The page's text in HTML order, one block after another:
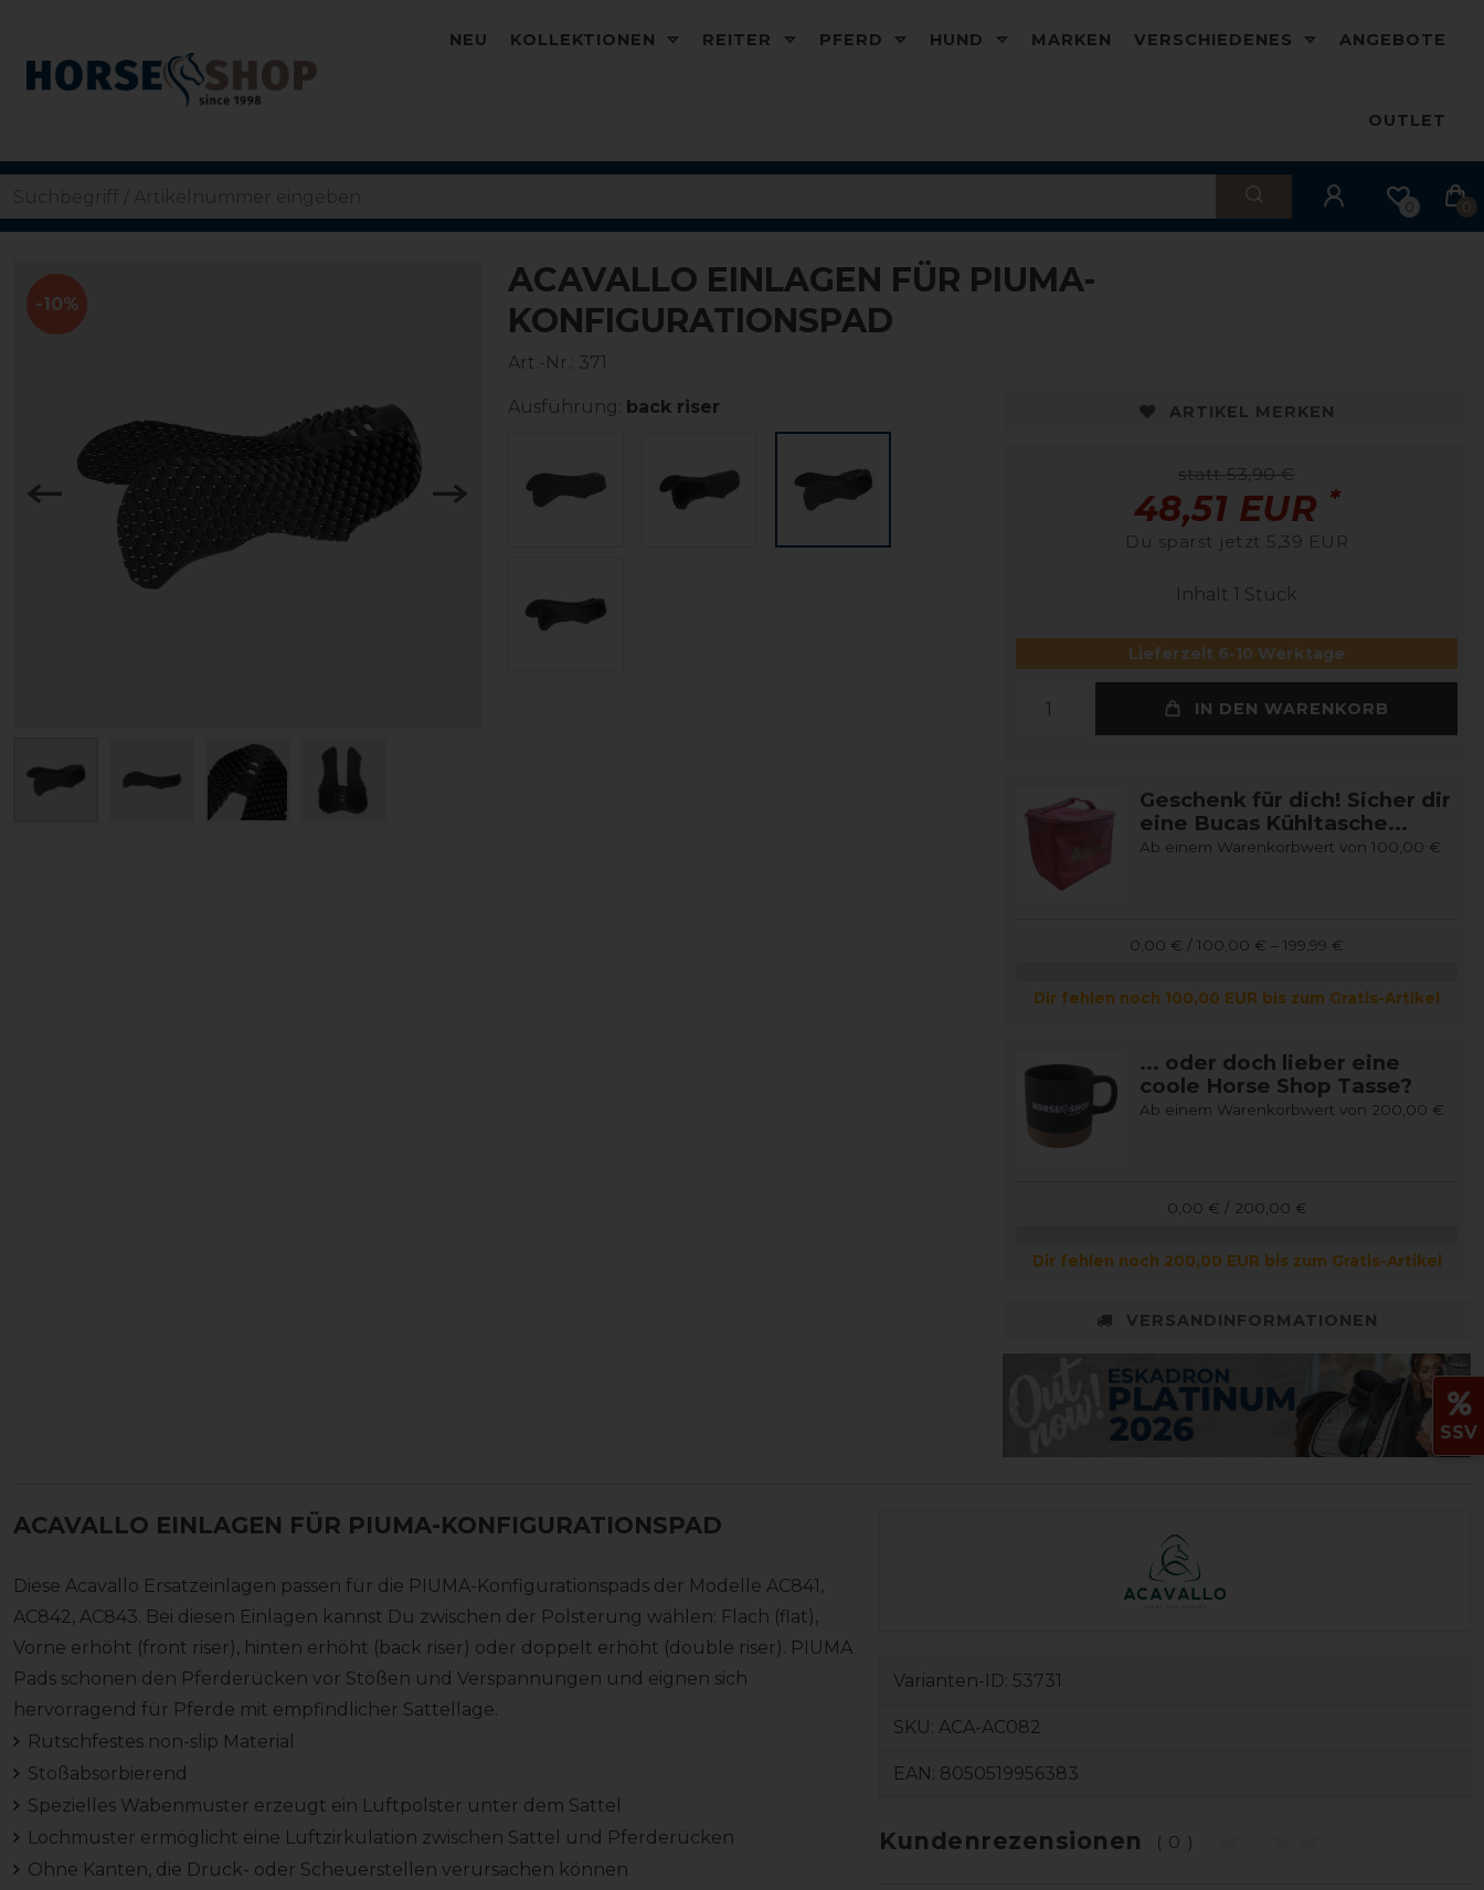
NEU KOLLEKTIONEN REITER PFERD HUND MARKEN VERSCHIEDENES ANGEBOTE
OUTLET
0 0
-10% -10%
ACAVALLO EINLAGEN FÜR PIUMA-
KONFIGURATIONSPAD
Art.-Nr.: 371
Ausführung: back riser ARTIKEL MERKEN
statt 53,90 €
48,51 EUR *
Du sparst jetzt 5,39 EUR
Inhalt 1 Stück
Lieferzeit 6-10 Werktage
IN DEN WARENKORB
Geschenk für dich! Sicher dir
eine Bucas Kühltasche...
Ab einem Warenkorbwert von 100,00 €
0,00 € / 100,00 € – 199,99 €
Dir fehlen noch 100,00 EUR bis zum Gratis-Artikel
... oder doch lieber eine
coole Horse Shop Tasse?
Ab einem Warenkorbwert von 200,00 €
0,00 € / 200,00 €
Dir fehlen noch 200,00 EUR bis zum Gratis-Artikel
VERSANDINFORMATIONEN
ACAVALLO EINLAGEN FÜR PIUMA-KONFIGURATIONSPAD
Diese Acavallo Ersatzeinlagen passen für die PIUMA-Konfigurationspads der Modelle AC841,
AC842, AC843. Bei diesen Einlagen kannst Du zwischen der Polsterung wählen: Flach (flat),
Vorne erhöht (front riser), hinten erhöht (back riser) oder doppelt erhöht (double riser). PIUMA
Pads schonen den Pferderücken vor Stößen und Verspannungen und eignen sich
hervorragend für Pferde mit empfindlicher Sattellage.
Rutschfestes non-slip Material
Stoßabsorbierend
Spezielles Wabenmuster erzeugt ein Luftpolster unter dem Sattel
Lochmuster ermöglicht eine Luftzirkulation zwischen Sattel und Pferderücken
Ohne Kanten, die Druck- oder Scheuerstellen verursachen können
Varianten-ID: 53731
SKU: ACA-AC082
EAN: 8050519956383
Kundenrezensionen (0)
SSV